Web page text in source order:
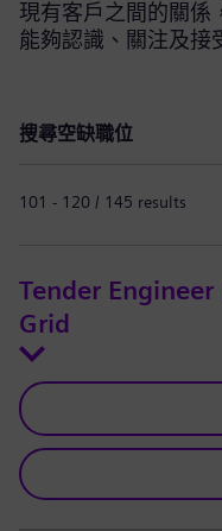
現有客戶之間的關係
能夠認識、關注及接
搜尋空缺職位
101 - 120 / 145 results
Tender
Grid